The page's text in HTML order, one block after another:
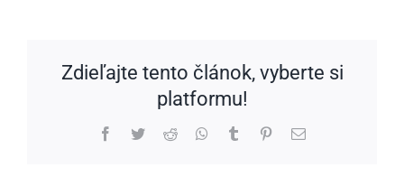
Zdieľajte tento článok, vyberte si
platformu!
Facebook
TwitterReddit WhatsApp
Tumblr PinterestEmail